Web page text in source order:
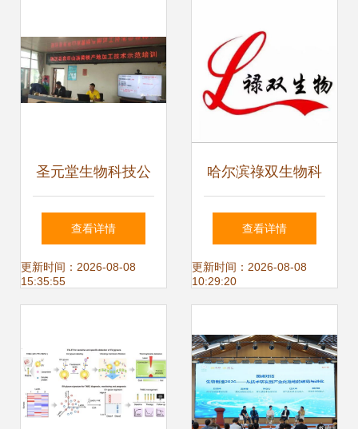
猪，推动生物技术
开发
圣元堂生物科技公
司技术人员深入乡
村助推生物技术落
查看详情
更新时间：2026-08-08
15:35:55
哈尔滨祿双生物科
技 引领生物技术开
发新篇章
查看详情
更新时间：2026-08-08
10:29:20